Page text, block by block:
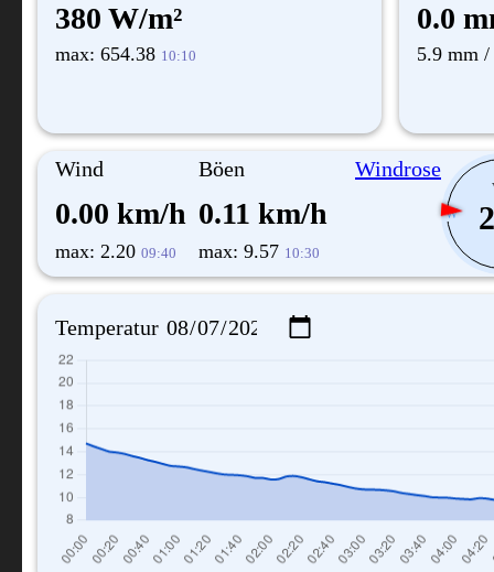
380 W/m²
max: 654.38 10:10
0.0
5.9 mm /
Wind Böen Windrose
W
0.00 km/h 0.11 km/h
max: 2.20 09:40 max: 9.57 10:30
Temperatur